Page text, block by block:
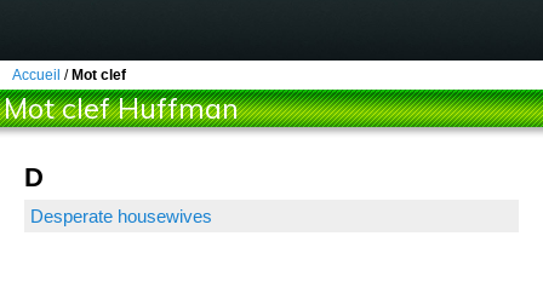
Accueil / Mot clef
Mot clef Huffman
D
Desperate housewives